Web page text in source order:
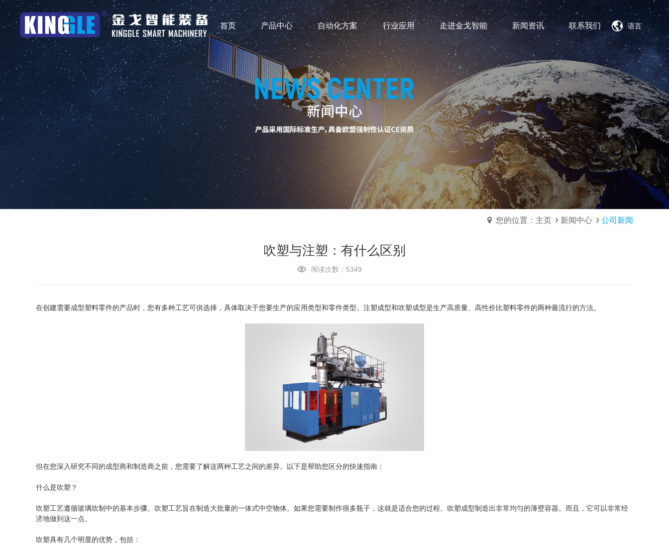
首页 产品中心
金戈智能装备
雄厚的技术力量
优质的产品
高效的售前售后服务
产品中心
连续式吹塑机 连续式高速吹塑机
储料式吹塑机
储料式高速吹塑机
产品专用吹塑机
发泡吹塑机
吹塑配件
查看更多
自动化方案
金戈智能装备
雄厚的技术力量
优质的产品
高效的售前售后服务
自动化方案
公司针对吹塑工厂的整体⽣产规划,⾃动化供料、破碎、供⽓、 供⽔，提供⼀站式服务，提供吹塑⽣产
的后续切割、修边、为⽆人化⽣产提供有⼒的技术保障。
集中供料 自动封口和机械手 自动化切割
查看更多
行业应用
金戈智能装备
雄厚的技术力量
优质的产品
高效的售前售后服务
行业应用
包装行业 汽配行业
浮体行业
容器行业
路政行业
玩具行业
园林行业
医疗行业
体育行业
婴童行业
物流行业
桌椅行业
其他行业
走进金戈智能 新闻资讯 联系我们 语言
您的位置：主页 新闻中心 公司新闻
吹塑与注塑：有什么区别
阅读次数：5349
在创建需要成型塑料零件的产品时，您有多种工艺可供选择，具体取决于您要生产的应用类型和零件类型。注塑成型和吹塑成型是生产高质量、高性价比塑料零件的两种最流行的方法。
但在您深入研究不同的成型商和制造商之前，您需要了解这两种工艺之间的差异。以下是帮助您区分的快速指南：
什么是吹塑？
吹塑工艺遵循玻璃吹制中的基本步骤。吹塑工艺旨在制造大批量的一体式中空物体。如果您需要制作很多瓶子，这就是适合您的过程。吹塑成型制造出非常均匀的薄壁容器。而且，它可以非常经
济地做到这一点。
吹塑具有几个明显的优势，包括：